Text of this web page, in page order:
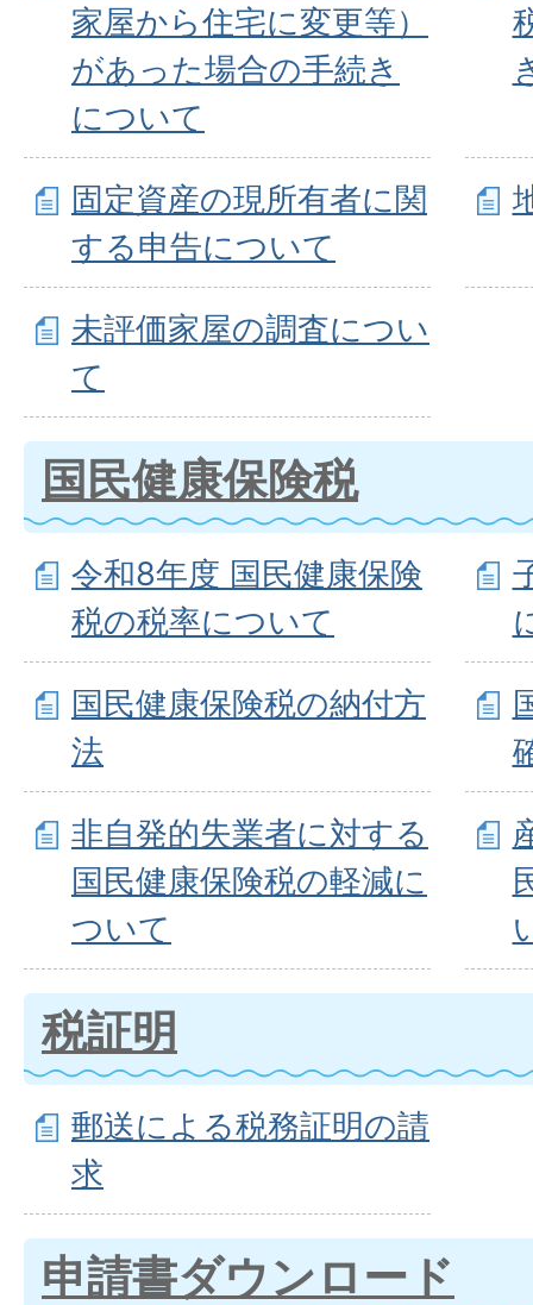
家屋から住宅に変更等）
があった場合の手続き
について
固定資産の現所有者に関
する申告について
未評価家屋の調査につい
て
国民健康保険税
令和8年度 国民健康保険
税の税率について
国民健康保険税の納付方
法
非自発的失業者に対する
国民健康保険税の軽減に
ついて
税証明
郵送による税務証明の請
求
申請書ダウンロード